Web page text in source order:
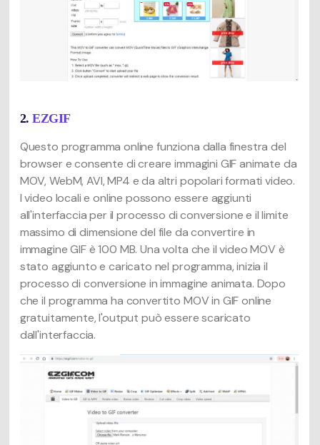
2.EZGIF
Questo programma online funziona dalla finestra del
browser e consente di creare immagini GIF animate da
MOV, WebM, AVI, MP4 e da altri popolari formati video.
I video locali e online possono essere aggiunti
all'interfaccia per il processo di conversione e il limite
massimo di dimensione del file da convertire in
immagine GIF è 100 MB. Una volta che il video MOV è
stato aggiunto e caricato nel programma, inizia il
processo di conversione in immagine animata. Dopo
che il programma ha convertito MOV in GIF online
gratuitamente, l'output può essere scaricato
dall'interfaccia.